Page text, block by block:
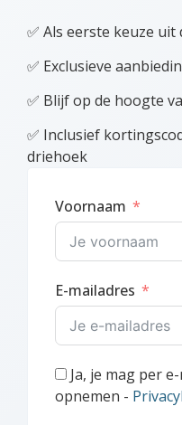
✅ Als eerste keuze
✅ Exclusieve
✅ Blijf op de hoogte
✅ Inclusief
driehoek
Voornaam
E-mailadres
Ja, je mag per
opnemen -